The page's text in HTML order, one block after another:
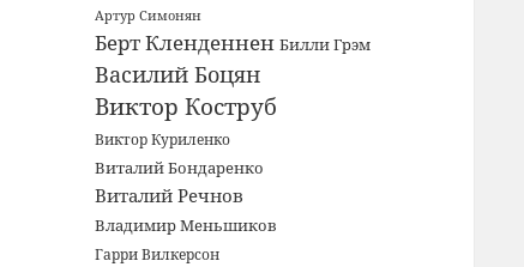
Артур Симонян
Берт Кленденнен Билли Грэм
Василий Боцян
Виктор Коструб
Виктор Куриленко
Виталий Бондаренко
Виталий Речнов
Владимир Меньшиков
Гарри Вилкерсон